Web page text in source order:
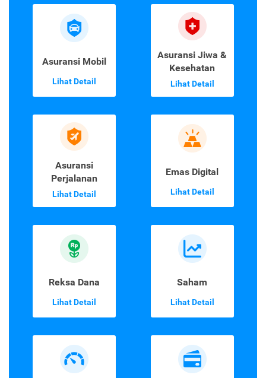
Asuransi Mobil
Lihat Detail
Asuransi Jiwa &
Kesehatan
Lihat Detail
Asuransi
Perjalanan
Lihat Detail
Emas Digital
Lihat Detail
Reksa Dana
Lihat Detail
Saham
Lihat Detail